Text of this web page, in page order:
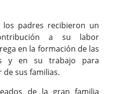
padres recibieron un
a su labor
en la formación de las
y en su trabajo para
sus familias.
de la gran familia